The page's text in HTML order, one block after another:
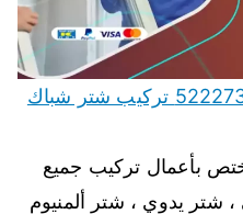
فني تركيب شتر الجهراء 52227343 تركيب شتر شباك
بأعمال تركيب جميع
شتر يدوي ، شتر ألمنيوم